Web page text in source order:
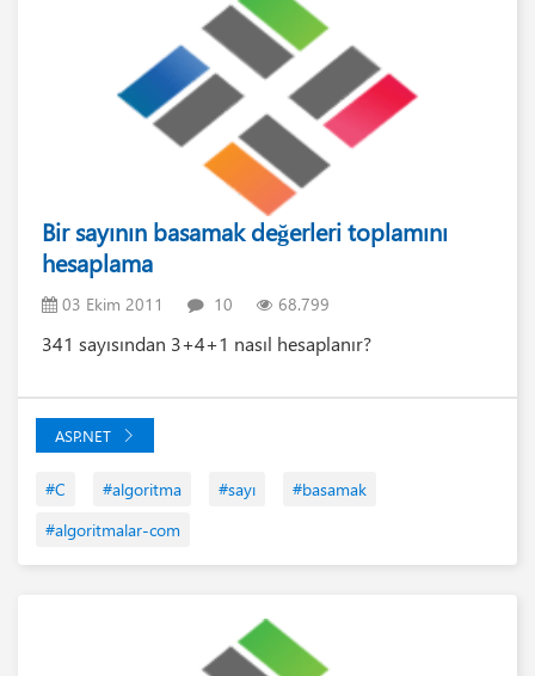
Bir sayının basamak değerleri toplamını
hesaplama
03 Ekim 2011 10 68.799
341 sayısından 3+4+1 nasıl hesaplanır?
ASP.NET
#C #algoritma #sayı
#basamak
#algoritmalar-com